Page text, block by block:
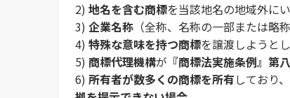
2) 地名を含む商標を当該地名の地域外に
3) 企業名称 （全称、名称の一部または略
4) 特殊な意味を持つ商標を譲渡しようとし
5) 商標代理機構が 『商標法実施条例』
6) 所有者が数多くの商標を所有しており、